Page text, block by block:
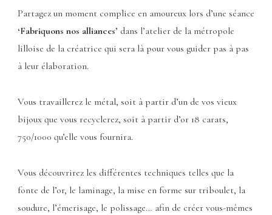
Partagez un moment complice en amoureux lors d’une séance
‘Fabriquons nos alliances’ dans l’atelier de la métropole
lilloise de la créatrice qui sera là pour vous guider pas à pas
à leur élaboration.
Vous travaillerez le métal, soit à partir d’un de vos vieux
bijoux que vous recyclerez, soit à partir d’or 18 carats,
750/1000 qu’elle vous fournira.
Vous découvrirez les différentes techniques telles que la
fonte de l’or, le laminage, la mise en forme sur triboulet, la
soudure, l’émerisage, le polissage… afin de créer vous-mêmes